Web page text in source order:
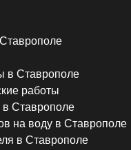
в Ставрополе
работы
в Ставрополе
на воду в Ставрополе
в Ставрополе